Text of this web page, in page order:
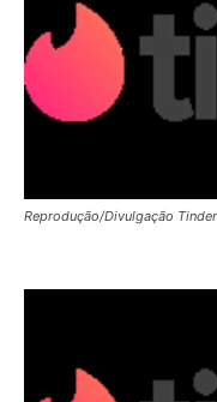
Reprodução/Divulgação